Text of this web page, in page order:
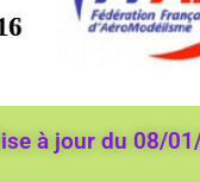
à jour du 08/